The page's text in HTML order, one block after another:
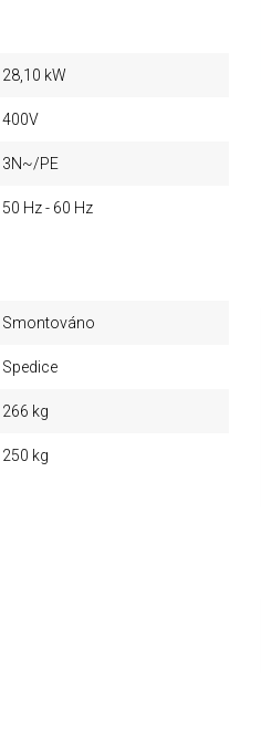
28,10 kW
400V
3N~/PE
50 Hz - 60 Hz
Smontováno
Spedice
266 kg
250 kg